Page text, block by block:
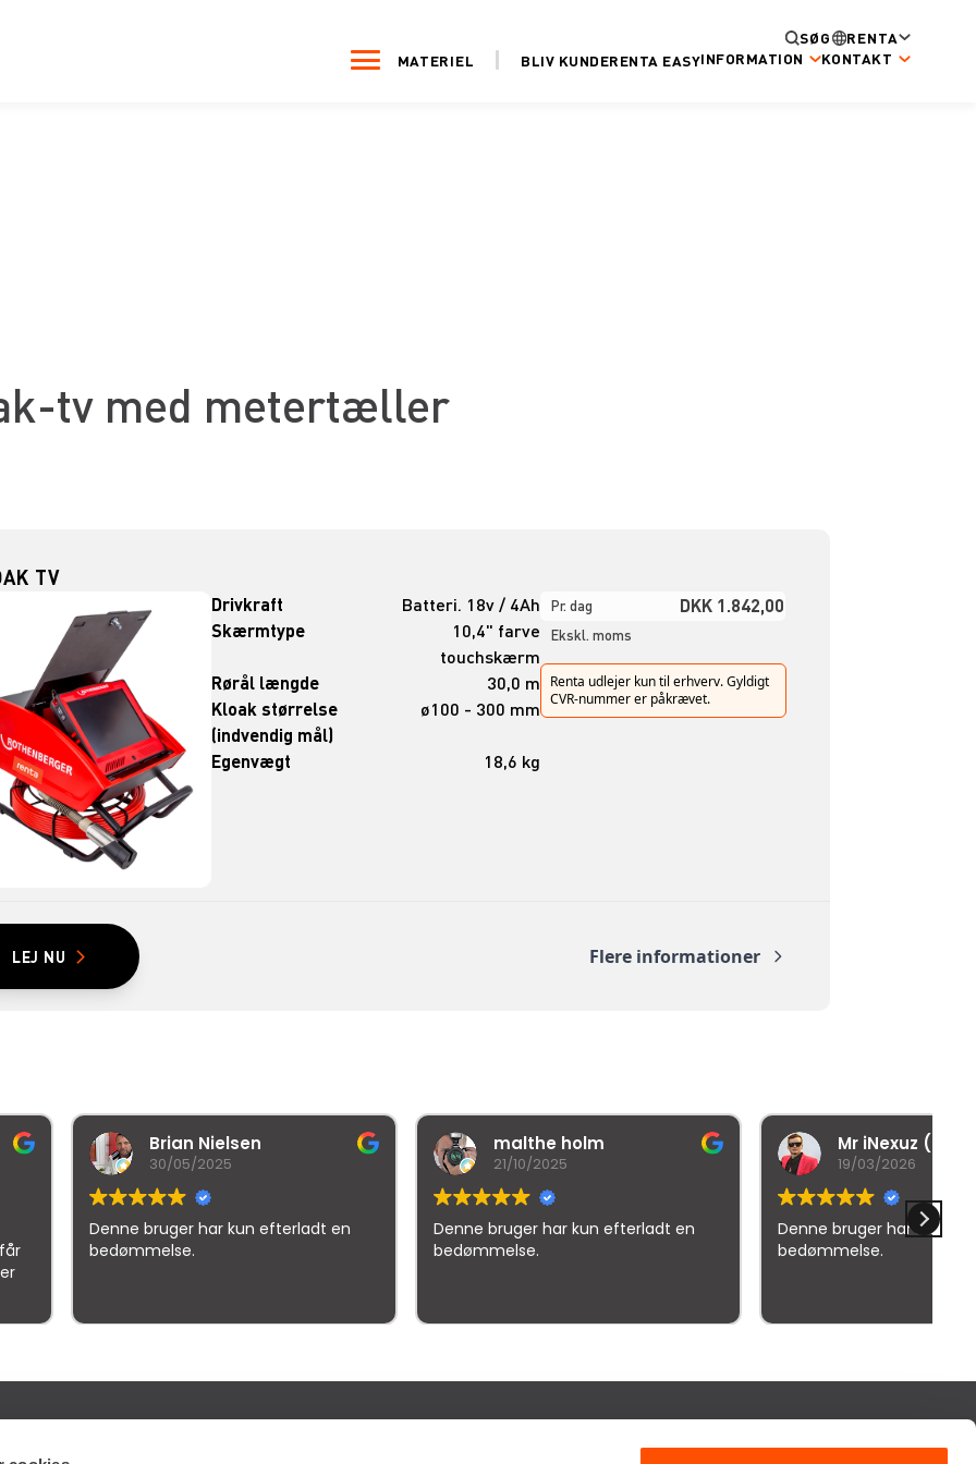
SØG
RENTA
MATERIEL
BLIV KUNDERENTA EASYINFORMATION KONTAKT
tv med metertæller
TV
Drivkraft
Batteri. 18v / 4Ah
Skærmtype
10,4" farve
touchskærm
Rørål længde
30,0 m
Kloak størrelse
(indvendig mål)
ø100 - 300 mm
Egenvægt 18,6 kg
Pr. dag DKK 1.842,00
Ekskl. moms
Renta udlejer kun til erhverv. Gyldigt
CVR-nummer er påkrævet.
LEJ NU Flere informationer
Nielsen
har kun efterladt en
malthe holm
Denne bruger har kun efterladt en
Mr iNexuz (RedHead)
Denne bruger har kun efterladt en